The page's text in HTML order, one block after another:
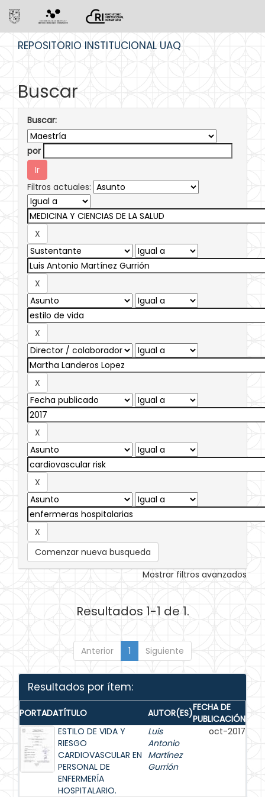
REPOSITORIO INSTITUCIONAL UAQ
Buscar
Buscar:
por
Filtros actuales:
Comenzar nueva busqueda
Mostrar filtros avanzados
Resultados 1-1 de 1.
Anterior 1 Siguiente
Resultados por ítem:
PORTADATÍTULO AUTOR(ES)FECHA DE
PUBLICACIÓN
ESTILO DE VIDA Y
RIESGO
CARDIOVASCULAR EN
PERSONAL DE
ENFERMERÍA
HOSPITALARIO.
Luis
Antonio
Martínez
Gurrión
oct-2017